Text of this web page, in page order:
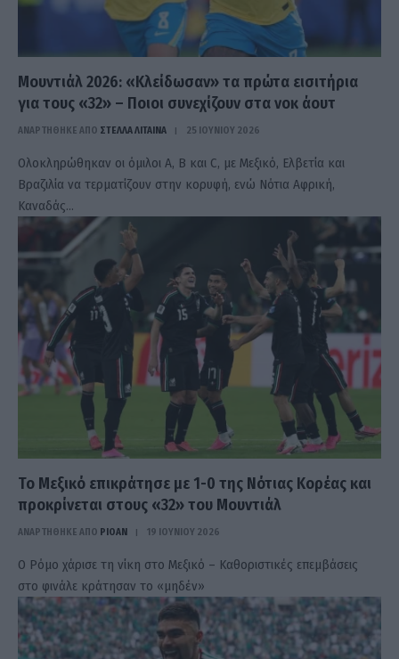
Μουντιάλ 2026: «Κλείδωσαν» τα πρώτα εισιτήρια
για τους «32» – Ποιοι συνεχίζουν στα νοκ άουτ
ΑΝΑΡΤΗΘΗΚΕ ΑΠΟ ΣΤΈΛΛΑ ΛΊΤΑΙΝΑ 25 ΙΟΥΝΊΟΥ 2026
Ολοκληρώθηκαν οι όμιλοι A, B και C, με Μεξικό, Ελβετία και
Βραζιλία να τερματίζουν στην κορυφή, ενώ Νότια Αφρική,
Καναδάς…
To Μεξικό επικράτησε με 1-0 της Νότιας Κορέας και
προκρίνεται στους «32» του Μουντιάλ
ΑΝΑΡΤΗΘΗΚΕ ΑΠΟ PIOAN 19 ΙΟΥΝΊΟΥ 2026
Ο Ρόμο χάρισε τη νίκη στο Μεξικό – Καθοριστικές επεμβάσεις
στο φινάλε κράτησαν το «μηδέν»